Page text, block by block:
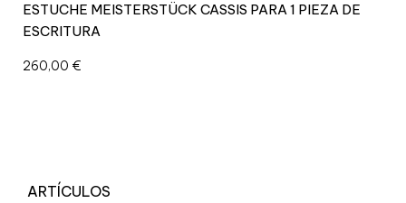
ESTUCHE MEISTERSTÜCK CASSIS PARA 1 PIEZA DE
ESCRITURA
260,00 €
ARTÍCULOS